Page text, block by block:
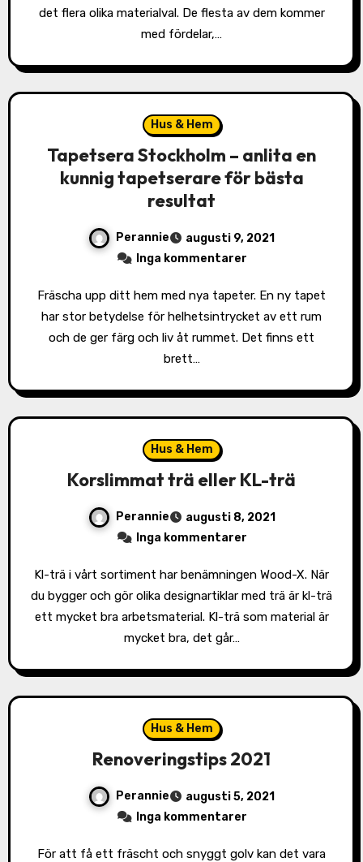
det flera olika materialval. De flesta av dem kommer
med fördelar,…
Hus & Hem
Tapetsera Stockholm – anlita en
kunnig tapetserare för bästa
resultat
Perannie
augusti 9, 2021
Inga kommentarer
Fräscha upp ditt hem med nya tapeter. En ny tapet
har stor betydelse för helhetsintrycket av ett rum
och de ger färg och liv åt rummet. Det finns ett
brett…
Hus & Hem
Korslimmat trä eller KL-trä
Perannie
augusti 8, 2021
Inga kommentarer
Kl-trä i vårt sortiment har benämningen Wood-X. När
du bygger och gör olika designartiklar med trä är kl-trä
ett mycket bra arbetsmaterial. Kl-trä som material är
mycket bra, det går…
Hus & Hem
Renoveringstips 2021
Perannie
augusti 5, 2021
Inga kommentarer
För att få ett fräscht och snyggt golv kan det vara